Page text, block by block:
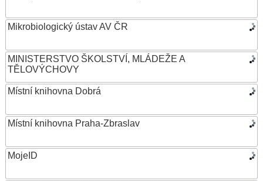
Mikrobiologický ústav AV ČR
MINISTERSTVO ŠKOLSTVÍ, MLÁDEŽE A
TĚLOVÝCHOVY
Místní knihovna Dobrá
Místní knihovna Praha-Zbraslav
MojeID